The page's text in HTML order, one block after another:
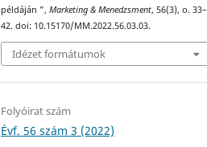
példáján ”,Marketing & Menedzsment, 56(3), o. 33–
42. doi: 10.15170/MM.2022.56.03.03.
Idézet formátumok
Folyóirat szám
Évf. 56 szám 3 (2022)